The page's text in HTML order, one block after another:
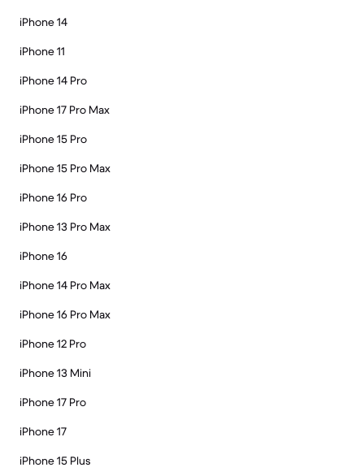
iPhone 14
iPhone 11
iPhone 14 Pro
iPhone 17 Pro Max
iPhone 15 Pro
iPhone 15 Pro Max
iPhone 16 Pro
iPhone 13 Pro Max
iPhone 16
iPhone 14 Pro Max
iPhone 16 Pro Max
iPhone 12 Pro
iPhone 13 Mini
iPhone 17 Pro
iPhone 17
iPhone 15 Plus